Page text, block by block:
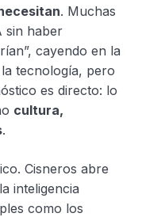
. Muchas
sin haber
cayendo en la
tecnología, pero
es directo: lo
cultura,
.
Cisneros abre
inteligencia
como los